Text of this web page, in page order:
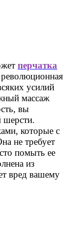
перчатка
усилий
массаж
вы
шерсти.
которые с
не требует
помыть ее
из
вред вашему